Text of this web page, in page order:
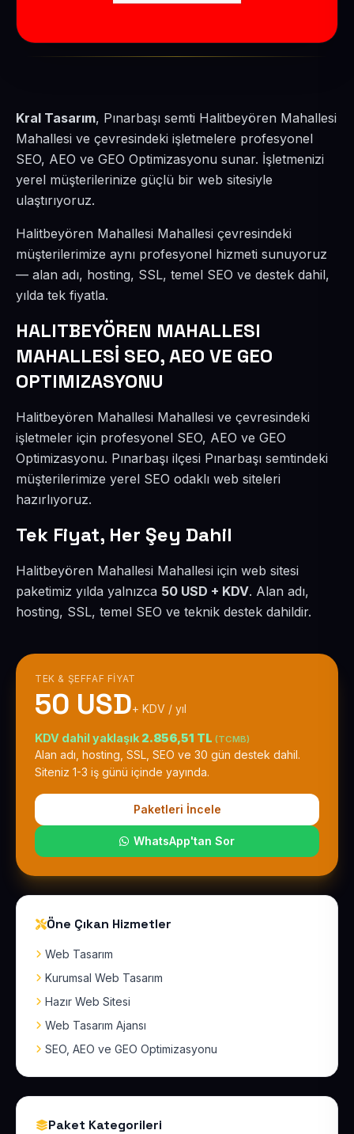
Kral Tasarım, Pınarbaşı semti Halitbeyören Mahallesi
Mahallesi ve çevresindeki işletmelere profesyonel
SEO, AEO ve GEO Optimizasyonu sunar. İşletmenizi
yerel müşterilerinize güçlü bir web sitesiyle
ulaştırıyoruz.
Halitbeyören Mahallesi Mahallesi çevresindeki
müşterilerimize aynı profesyonel hizmeti sunuyoruz
— alan adı, hosting, SSL, temel SEO ve destek dahil,
yılda tek fiyatla.
HALITBEYÖREN MAHALLESI
MAHALLESİ SEO, AEO VE GEO
OPTIMIZASYONU
Halitbeyören Mahallesi Mahallesi ve çevresindeki
işletmeler için profesyonel SEO, AEO ve GEO
Optimizasyonu. Pınarbaşı ilçesi Pınarbaşı semtindeki
müşterilerimize yerel SEO odaklı web siteleri
hazırlıyoruz.
Tek Fiyat, Her Şey Dahil
Halitbeyören Mahallesi Mahallesi için web sitesi
paketimiz yılda yalnızca 50 USD + KDV. Alan adı,
hosting, SSL, temel SEO ve teknik destek dahildir.
TEK & ŞEFFAF FIYAT
50 USD+ KDV / yıl
KDV dahil yaklaşık 2.856,51 TL (TCMB)
Alan adı, hosting, SSL, SEO ve 30 gün destek dahil.
Siteniz 1-3 iş günü içinde yayında.
Paketleri İncele
WhatsApp'tan Sor
Öne Çıkan Hizmetler
Web Tasarım
Kurumsal Web Tasarım
Hazır Web Sitesi
Web Tasarım Ajansı
SEO, AEO ve GEO Optimizasyonu
Paket Kategorileri